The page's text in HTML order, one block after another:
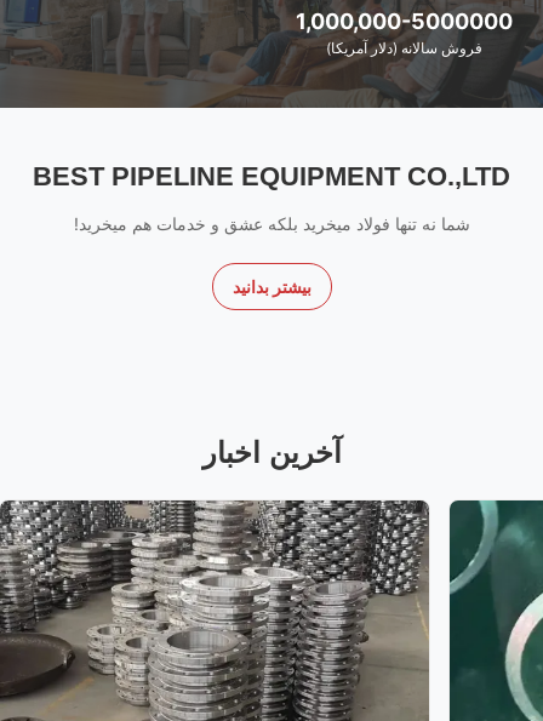
1,000,000-5000000
فروش سالانه (دلار آمریکا)
BEST PIPELINE EQUIPMENT CO.,LTD
شما نه تنها فولاد میخرید بلکه عشق و خدمات هم میخرید!
بیشتر بدانید
آخرین اخبار